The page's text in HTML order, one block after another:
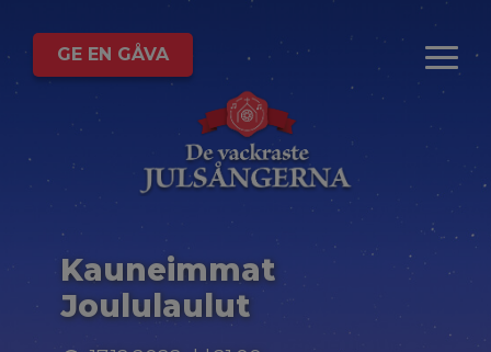
GE EN GÅVA
Kauneimmat
Joululaulut